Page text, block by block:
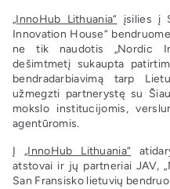
„InnoHub Lithuania“ įsilies į
Innovation House“
ne tik naudotis „Nordic
dešimtmetį sukaupta
bendradarbiavimą tarp
užmegzti partnerystę su
mokslo institucijomis,
agentūromis.
Į„InnoHub Lithuania“
atstovai ir jų partneriai JAV,
San Fransisko lietuvių